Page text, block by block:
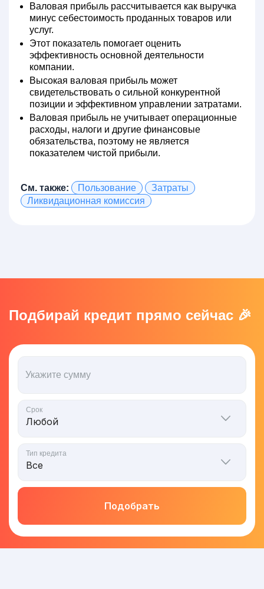
Валовая прибыль рассчитывается как выручка
минус себестоимость проданных товаров или
услуг.
Этот показатель помогает оценить
эффективность основной деятельности
компании.
Высокая валовая прибыль может
свидетельствовать о сильной конкурентной
позиции и эффективном управлении затратами.
Валовая прибыль не учитывает операционные
расходы, налоги и другие финансовые
обязательства, поэтому не является
показателем чистой прибыли.
См. также: Пользование
Затраты
Ликвидационная комиссия
Подбирай кредит прямо сейчас 🎉
Укажите сумму
Срок
Тип кредита
Подобрать